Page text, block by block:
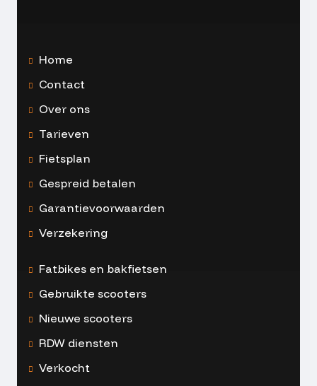
Home
Contact
Over ons
Tarieven
Fietsplan
Gespreid betalen
Garantievoorwaarden
Verzekering
Fatbikes en bakfietsen
Gebruikte scooters
Nieuwe scooters
RDW diensten
Verkocht